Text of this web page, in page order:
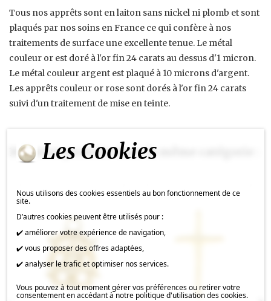
Tous nos apprêts sont en laiton sans nickel ni plomb et sont
plaqués par nos soins en France ce qui confère à nos
traitements de surface une excellente tenue. Le métal
couleur or est doré à l'or fin 24 carats au dessus d'1 micron.
Le métal couleur argent est plaqué à 10 microns d'argent.
Les apprêts couleur or rose sont dorés à l'or fin 24 carats
suivi d'un traitement de mise en teinte.
16 autres produits dans la même catégorie :
Les Cookies
Nous utilisons des cookies essentiels au bon fonctionnement de ce
site.
D’autres cookies peuvent être utilisés pour :
✔️ améliorer votre expérience de navigation,
✔️ vous proposer des offres adaptées,
✔️ analyser le trafic et optimiser nos services.
Vous pouvez à tout moment gérer vos préférences ou retirer votre
consentement en accédant à notre politique d'utilisation des cookies.